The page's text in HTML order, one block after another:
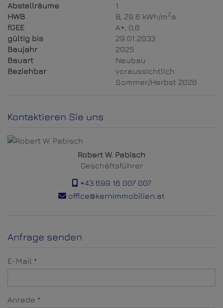
Abstellräume
1
HWB
B, 29.6 kWh/m2a
fGEE
A+, 0,6
gültig bis
29.01.2033
Baujahr
2025
Bauart
Neubau
Beziehbar
voraussichtlich
Sommer/Herbst 2026
Kontaktieren Sie uns
Robert W. Pabisch
Geschäftsführer
+43 699 16 007 007
office@kernimmobilien.at
Anfrage senden
E-Mail
Anrede